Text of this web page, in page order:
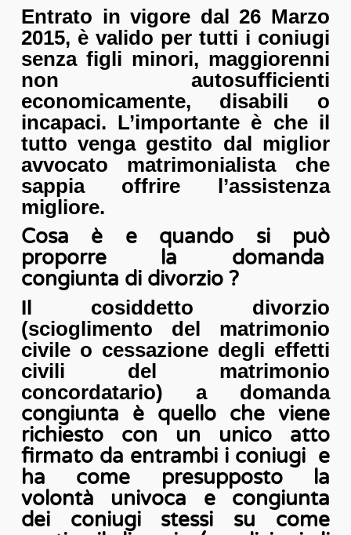
Entrato in vigore dal 26 Marzo
2015, è valido per tutti i coniugi
senza figli minori, maggiorenni
non autosufficienti
economicamente, disabili o
incapaci. L’importante è che il
tutto venga gestito dal miglior
avvocato matrimonialista che
sappia offrire l’assistenza
migliore.
Cosa è e quando si può
proporre la domanda
congiunta di divorzio ?
Il cosiddetto divorzio
(scioglimento del matrimonio
civile o cessazione degli effetti
civili del matrimonio
concordatario) a domanda
congiunta è quello che viene
richiesto con un unico atto
firmato da entrambi i coniugi e
ha come presupposto la
volontà univoca e congiunta
dei coniugi stessi su come